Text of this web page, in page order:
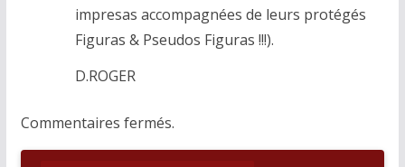
impresas accompagnées de leurs protégés
Figuras & Pseudos Figuras !!!).
D.ROGER
Commentaires fermés.